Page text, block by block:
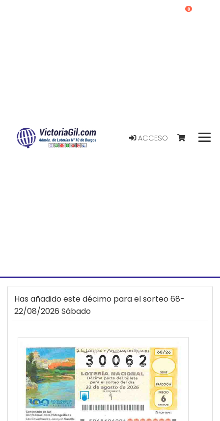
ACCESO
0
Has añadido este décimo para el sorteo 68-
22/08/2026 Sábado